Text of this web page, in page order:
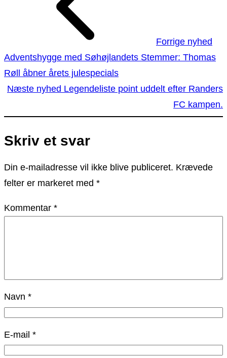
Forrige nyhed
Adventshygge med Søhøjlandets Stemmer: Thomas
Røll åbner årets julespecials
Næste nyhed Legendeliste point uddelt efter Randers
FC kampen.
Skriv et svar
Din e-mailadresse vil ikke blive publiceret. Krævede
felter er markeret med *
Kommentar *
Navn *
E-mail *